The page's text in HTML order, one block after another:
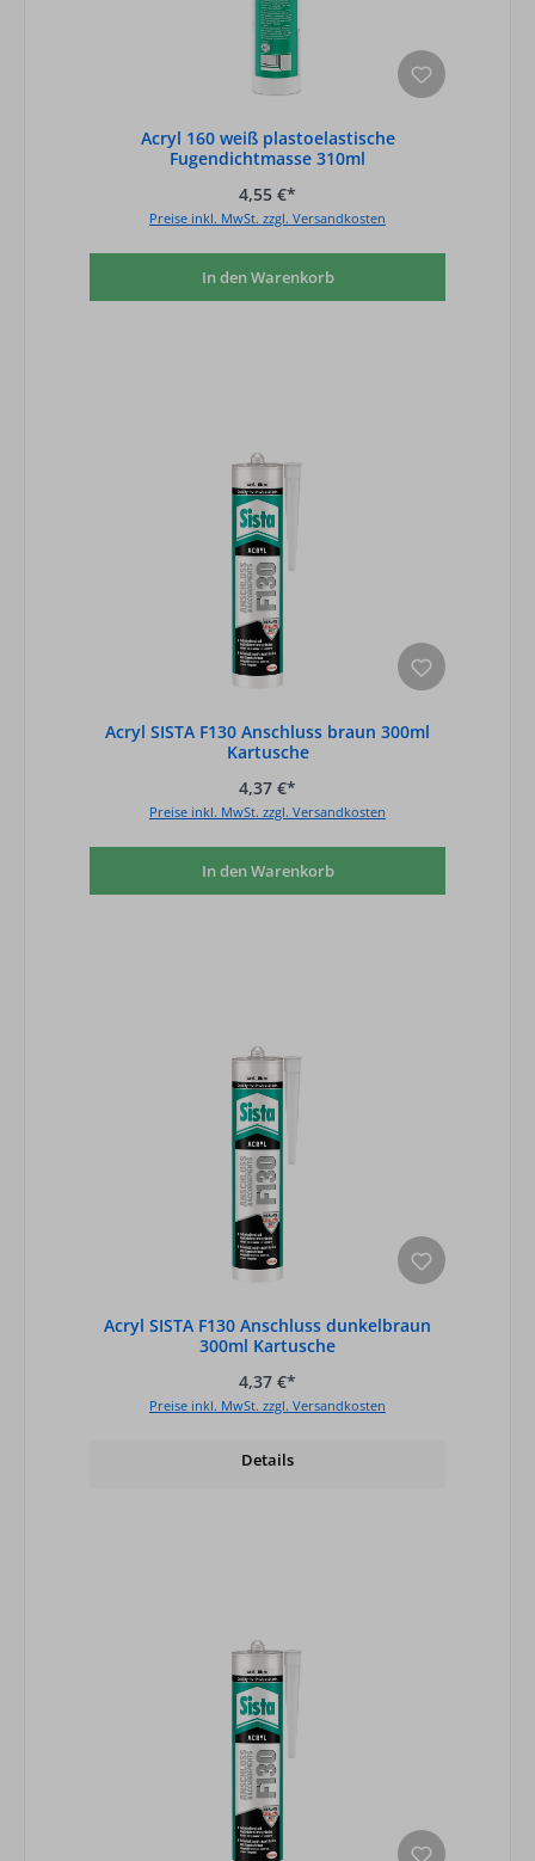
Acryl 160 weiß plastoelastische
Fugendichtmasse 310ml
4,55 €*
Preise inkl. MwSt. zzgl. Versandkosten
In den Warenkorb
Acryl SISTA F130 Anschluss braun 300ml
Kartusche
4,37 €*
Preise inkl. MwSt. zzgl. Versandkosten
In den Warenkorb
Acryl SISTA F130 Anschluss dunkelbraun
300ml Kartusche
4,37 €*
Preise inkl. MwSt. zzgl. Versandkosten
Details